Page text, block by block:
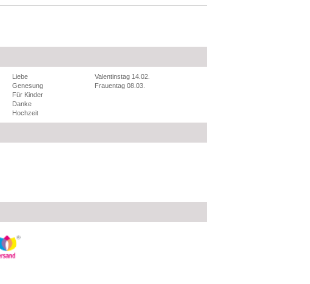
Liebe
Genesung
Für Kinder
Danke
Hochzeit
Valentinstag 14.02.
Frauentag 08.03.